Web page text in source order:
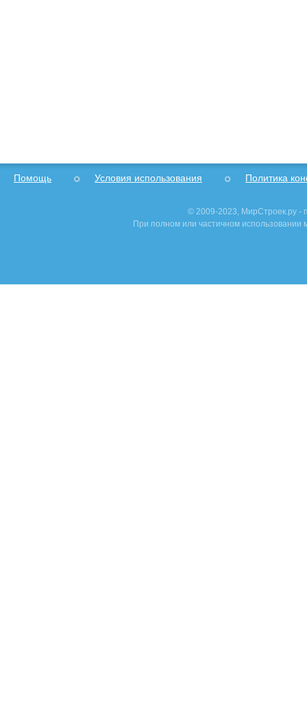
Помощь Условия использования Политика
© 2009-2023, МирСтроек.ру -
При полном или частичном использовании